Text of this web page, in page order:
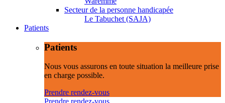
Secteur de la personne handicapée
Le Tabuchet (SAJA)
Patients
Patients
Nous vous assurons en toute situation la meilleure prise
en charge possible.
Prendre rendez-vous